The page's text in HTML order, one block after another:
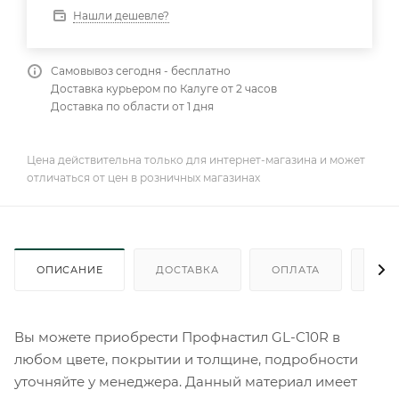
Нашли дешевле?
Самовывоз сегодня - бесплатно
Доставка курьером по Калуге от 2 часов
Доставка по области от 1 дня
Цена действительна только для интернет-магазина и может
отличаться от цен в розничных магазинах
ОПИСАНИЕ ДОСТАВКА ОПЛАТА
Вы можете приобрести Профнастил GL-C10R в
любом цвете, покрытии и толщине, подробности
уточняйте у менеджера. Данный материал имеет